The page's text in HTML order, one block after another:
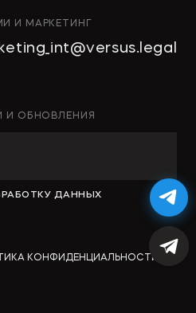
И МАРКЕТИНГ
И ОБНОВЛЕНИЯ
ДАННЫХ
КОНФИДЕНЦИАЛЬНОСТИ